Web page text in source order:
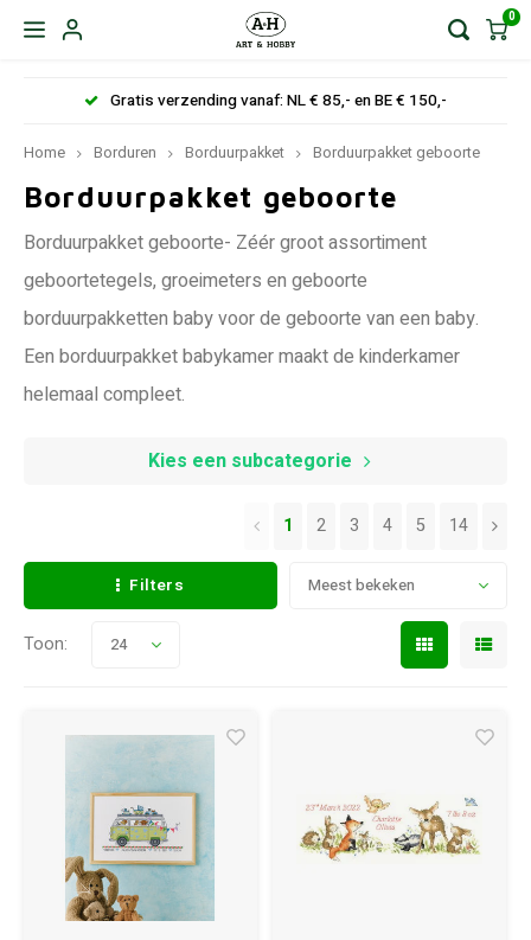
0
Gratis verzending vanaf: NL € 85,- en BE € 150,-
Home Borduren Borduurpakket Borduurpakket geboorte
Borduurpakket geboorte
Borduurpakket geboorte- Zéér groot assortiment
geboortetegels, groeimeters en geboorte
borduurpakketten baby voor de geboorte van een baby.
Een borduurpakket babykamer maakt de kinderkamer
helemaal compleet.
Kies een subcategorie
Filters Meest bekeken
1 2 3 4 5 14
Toon: 24